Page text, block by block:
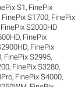
S1, FinePix
FinePix S1700, FinePix
FinePix S2000HD
, FinePix
, FinePix
, FinePix S2995,
, FinePix S3280,
, FinePix S4000,